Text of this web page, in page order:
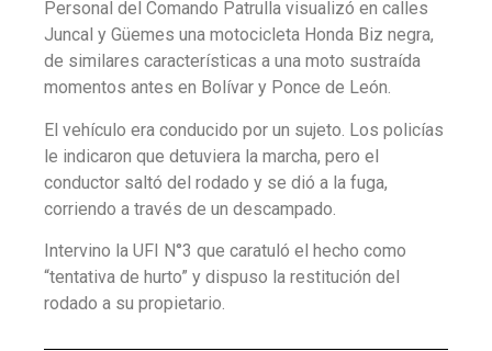
Personal del Comando Patrulla visualizó en calles
Juncal y Güemes una motocicleta Honda Biz negra,
de similares características a una moto sustraída
momentos antes en Bolívar y Ponce de León.
El vehículo era conducido por un sujeto. Los policías
le indicaron que detuviera la marcha, pero el
conductor saltó del rodado y se dió a la fuga,
corriendo a través de un descampado.
Intervino la UFI N°3 que caratuló el hecho como
“tentativa de hurto” y dispuso la restitución del
rodado a su propietario.